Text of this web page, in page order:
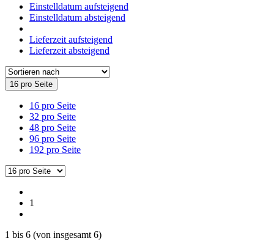
Einstelldatum aufsteigend
Einstelldatum absteigend
Lieferzeit aufsteigend
Lieferzeit absteigend
16 pro Seite
16 pro Seite
32 pro Seite
48 pro Seite
96 pro Seite
192 pro Seite
1
1 bis 6 (von insgesamt 6)